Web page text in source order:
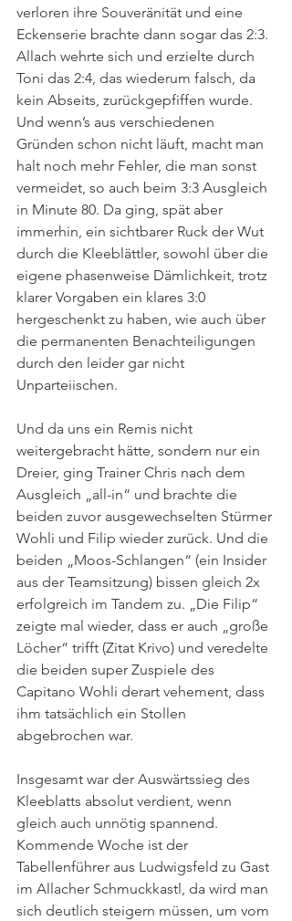
verloren ihre Souveränität und eine
Eckenserie brachte dann sogar das 2:3.
Allach wehrte sich und erzielte durch
Toni das 2:4, das wiederum falsch, da
kein Abseits, zurückgepfiffen wurde.
Und wenn’s aus verschiedenen
Gründen schon nicht läuft, macht man
halt noch mehr Fehler, die man sonst
vermeidet, so auch beim 3:3 Ausgleich
in Minute 80. Da ging, spät aber
immerhin, ein sichtbarer Ruck der Wut
durch die Kleeblättler, sowohl über die
eigene phasenweise Dämlichkeit, trotz
klarer Vorgaben ein klares 3:0
hergeschenkt zu haben, wie auch über
die permanenten Benachteiligungen
durch den leider gar nicht
Unparteiischen.
Und da uns ein Remis nicht
weitergebracht hätte, sondern nur ein
Dreier, ging Trainer Chris nach dem
Ausgleich „all-in“ und brachte die
beiden zuvor ausgewechselten Stürmer
Wohli und Filip wieder zurück. Und die
beiden „Moos-Schlangen“ (ein Insider
aus der Teamsitzung) bissen gleich 2x
erfolgreich im Tandem zu. „Die Filip“
zeigte mal wieder, dass er auch „große
Löcher“ trifft (Zitat Krivo) und veredelte
die beiden super Zuspiele des
Capitano Wohli derart vehement, dass
ihm tatsächlich ein Stollen
abgebrochen war.
Insgesamt war der Auswärtssieg des
Kleeblatts absolut verdient, wenn
gleich auch unnötig spannend.
Kommende Woche ist der
Tabellenführer aus Ludwigsfeld zu Gast
im Allacher Schmuckkastl, da wird man
sich deutlich steigern müssen, um vom